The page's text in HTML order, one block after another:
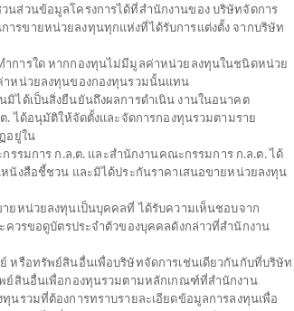
ยนแนร์ (ชนิดช่องทาง
SHARE
ตั้งแต่ต้นปี
+5.37%
มูลค่าหน่วยลงทุน
20.5281
ส่วนข้อมูลโครงการได้ที่สำนักงานของ บริษัทจัดการ
รขายหน่วยลงทุนทุกแห่งที่ได้รับการแต่งตั้ง จากบริษัท
การใด หากกองทุนไม่มีมูลค่าหน่วยลงทุนในชนิดหน่วย
หน่วยลงทุนของกองทุนรวมนั้นแทน
มิได้เป็นสิ่งยืนยันถึงผลการดำเนิน งานในอนาคต
ได้อนุมัติให้จัดตั้งและจัดการกองทุนรวมตามราย
อยู่ใน
รรมการ ก.ล.ต. และสำนักงานคณะกรรมการ ก.ล.ต. ได้
นังสือชี้ชวน และมิได้ประกันราคาเสนอขายหน่วยลงทุน
ยหน่วยลงทุนเป็นบุคคลที่ ได้รับความเห็นชอบจาก
วรขอดูบัตรประจำตัวของบุคคลดังกล่าวที่สำนักงาน
หรือทรัพย์สินอื่นเพื่อบริษัทจัดการเช่นเดียวกันกับที่บริษัท
ย์สินอื่นเพื่อกองทุนรวมตามหลักเกณฑ์ที่สำนักงาน
นรวมที่ต้องการทราบรายละเอียดข้อมูลการลงทุนเพื่อ